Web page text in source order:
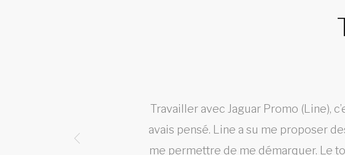
Travailler avec Jaguar Promo (Line),
avais pensé. Line a su me proposer
me permettre de me démarquer. Le